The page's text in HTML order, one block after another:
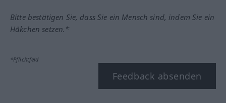
Bitte bestätigen Sie, dass Sie ein Mensch sind, indem Sie ein
Häkchen setzen.*
*Pflichtfeld
Feedback absenden